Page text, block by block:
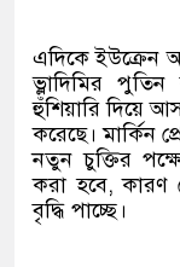
এদিকে ইউক্রেন
ভ্লাদিমির পুতিন
হুঁশিয়ারি দিয়ে
করেছে। মার্কিন
নতুন চুক্তির
করা হবে, কারণ
বৃদ্ধি পাচ্ছে।